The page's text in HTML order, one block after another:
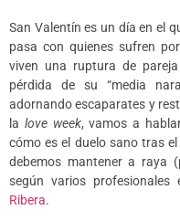
San Valentín es un día en el
pasa con quienes sufren
viven una ruptura de
pérdida de su “media
adornando escaparates y
la love week, vamos a
cómo es el duelo sano tras
debemos mantener a raya
según varios profesionales
Ribera.